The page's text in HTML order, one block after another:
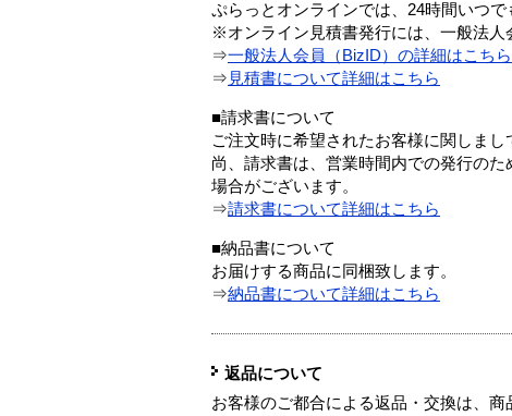
ぷらっとオンラインでは、24時間いつ
※オンライン見積書発行には、一般法人
⇒一般法人会員（BizID）の詳細はこちら
⇒ 見積書について詳細はこちら
■請求書について
ご注文時に希望されたお客様に関しまし
尚、請求書は、営業時間内での発行の
場合がございます。
⇒請求書について詳細はこちら
■納品書について
お届けする商品に同梱致します。
⇒納品書について詳細はこちら
返品について
お客様のご都合による返品・交換は、